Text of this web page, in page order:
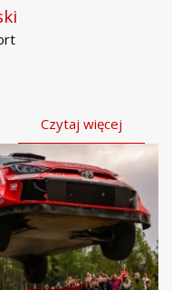
Czytaj więcej